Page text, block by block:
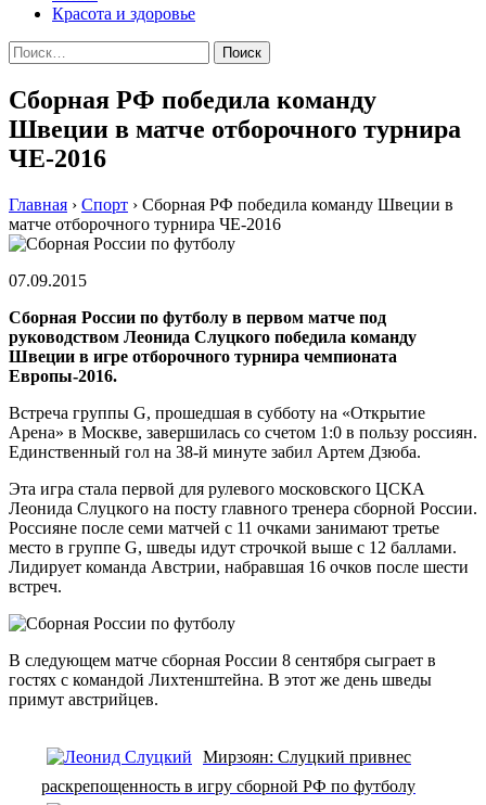
Красота и здоровье
Найти:
Сборная РФ победила команду
Швеции в матче отборочного турнира
ЧЕ-2016
Главная › Спорт › Сборная РФ победила команду Швеции в
матче отборочного турнира ЧЕ-2016
07.09.2015
Сборная России по футболу в первом матче под
руководством Леонида Слуцкого победила команду
Швеции в игре отборочного турнира чемпионата
Европы-2016.
Встреча группы G, прошедшая в субботу на «Открытие
Арена» в Москве, завершилась со счетом 1:0 в пользу россиян.
Единственный гол на 38-й минуте забил Артем Дзюба.
Эта игра стала первой для рулевого московского ЦСКА
Леонида Слуцкого на посту главного тренера сборной России.
Россияне после семи матчей с 11 очками занимают третье
место в группе G, шведы идут строчкой выше с 12 баллами.
Лидирует команда Австрии, набравшая 16 очков после шести
встреч.
В следующем матче сборная России 8 сентября сыграет в
гостях с командой Лихтенштейна. В этот же день шведы
примут австрийцев.
Мирзоян: Слуцкий привнес
раскрепощенность в игру сборной РФ по футболу